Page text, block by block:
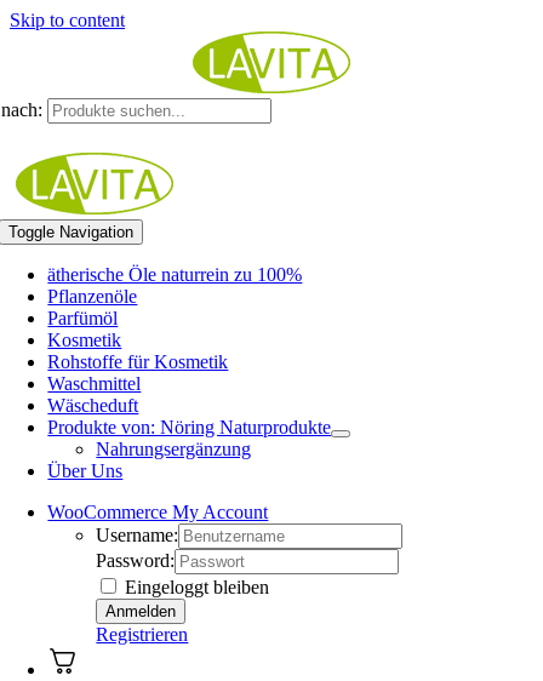
Skip to content
Toggle Navigation
ätherische Öle naturrein zu 100%
Pflanzenöle
Parfümöl
Kosmetik
Rohstoffe für Kosmetik
Waschmittel
Wäscheduft
Produkte von: Nöring Naturprodukte
Nahrungsergänzung
Über Uns
WooCommerce My Account
Username:
Password:
Eingeloggt bleiben
Registrieren